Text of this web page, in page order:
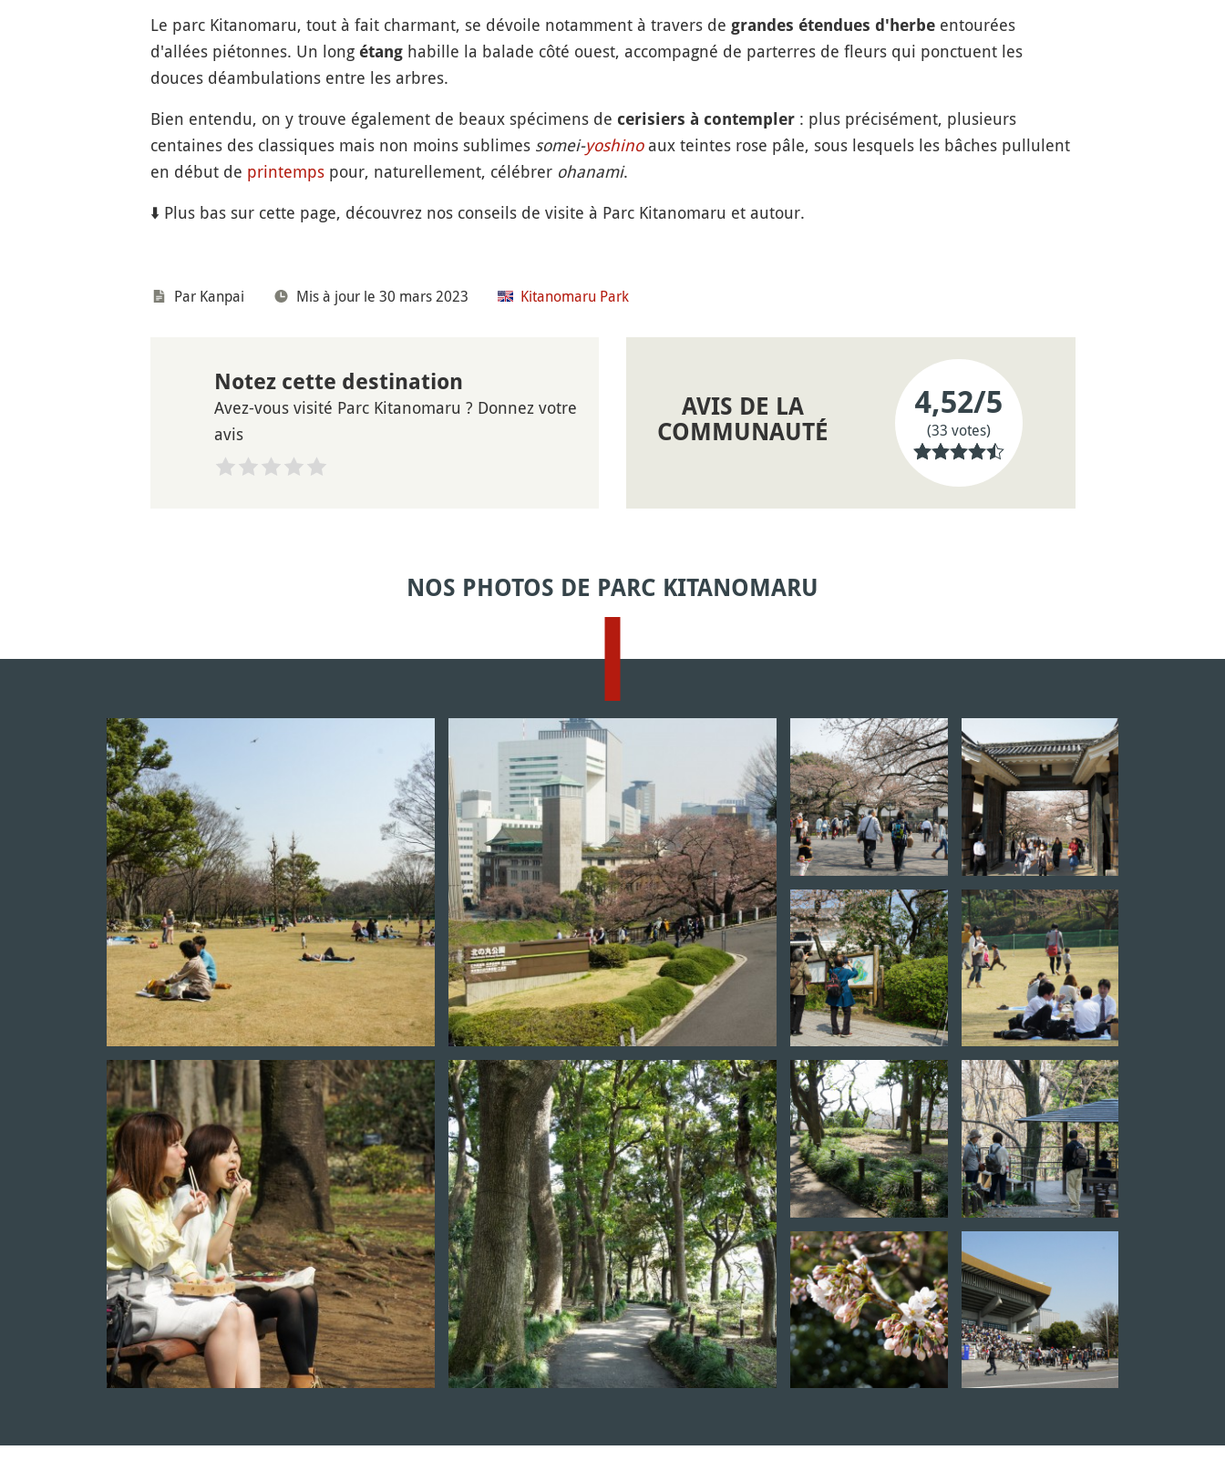
Le parc Kitanomaru, tout à fait charmant, se dévoile notamment à travers de grandes étendues d'herbeentourées
d'allées piétonnes. Un long étanghabille la balade côté ouest, accompagné de parterres de fleurs qui ponctuent les
douces déambulations entre les arbres.
Bien entendu, on y trouve également de beaux spécimens de cerisiers à contempler: plus précisément, plusieurs
centaines des classiques mais non moins sublimes somei-yoshinoaux teintes rose pâle, sous lesquels les bâches pullulent
en début de printempspour, naturellement, célébrer ohanami.
⬇️ Plus bas sur cette page, découvrez nos conseils de visite à Parc Kitanomaru et autour.
Par Kanpai Mis à jour le 30 mars 2023 Kitanomaru Park
Notez cette destination
Avez-vous visité Parc Kitanomaru ? Donnez votre
avis
AVIS DE LA
COMMUNAUTÉ
4,52/5
(33 votes)
NOS PHOTOS DE PARC KITANOMARU